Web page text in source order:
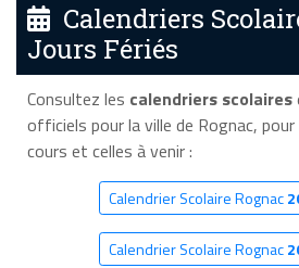
Calendriers
Jours Fériés
Consultez les calendriers scolaires
officiels pour la ville de Rognac, pour
cours et celles à venir :
Calendrier Scolaire Rognac
Calendrier Scolaire Rognac